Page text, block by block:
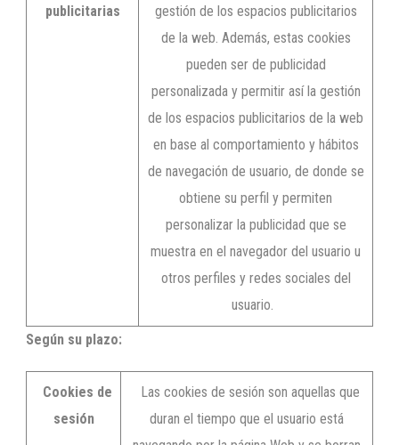
publicitarias
gestión de los espacios publicitarios
de la web. Además, estas cookies
pueden ser de publicidad
personalizada y permitir así la gestión
de los espacios publicitarios de la web
en base al comportamiento y hábitos
de navegación de usuario, de donde se
obtiene su perfil y permiten
personalizar la publicidad que se
muestra en el navegador del usuario u
otros perfiles y redes sociales del
usuario.
Según su plazo:
Cookies de
sesión
Las cookies de sesión son aquellas que
duran el tiempo que el usuario está